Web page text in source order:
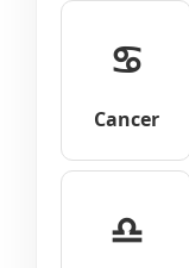
♋
Cancer
♎